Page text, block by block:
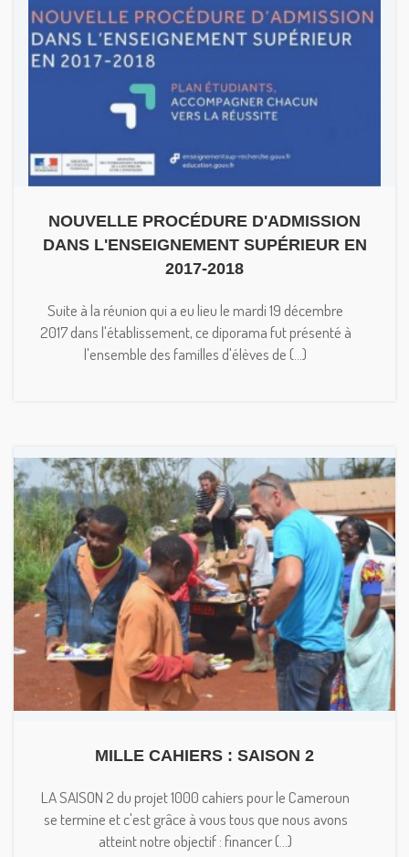
NOUVELLE PROCÉDURE D'ADMISSION
DANS L'ENSEIGNEMENT SUPÉRIEUR EN
2017-2018
Suite à la réunion qui a eu lieu le mardi 19 décembre
2017 dans l'établissement, ce diporama fut présenté à
l'ensemble des familles d'élèves de (...)
MILLE CAHIERS : SAISON 2
LA SAISON 2 du projet 1000 cahiers pour le Cameroun
se termine et c'est grâce à vous tous que nous avons
atteint notre objectif : financer (...)